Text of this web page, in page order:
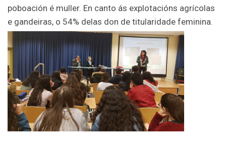
poboación é muller. En canto ás explotacións agrícolas
e gandeiras, o 54% delas don de titularidade feminina.